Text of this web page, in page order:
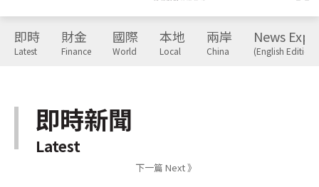
即時
Latest
財金
Finance
國際
World
本地
Local
兩岸
China
News
(English Edition)
即時新聞
Latest
下一篇 Next 》